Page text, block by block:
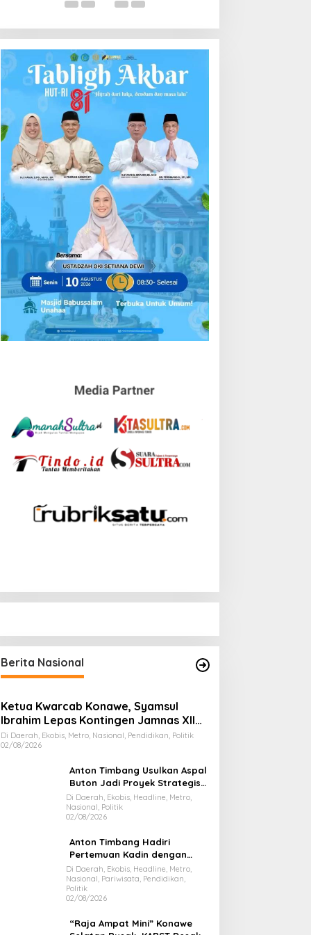
Berita Nasional
Ketua Kwarcab Konawe, Syamsul
Ibrahim Lepas Kontingen Jamnas XII
2026
Di Daerah, Ekobis, Metro, Nasional, Pendidikan, Politik
02/08/2026
Anton Timbang Usulkan Aspal
Buton Jadi Proyek Strategis
Nasional
Di Daerah, Ekobis, Headline, Metro,
Nasional, Politik
02/08/2026
Anton Timbang Hadiri
Pertemuan Kadin dengan
Presiden Prabowo, Bawa Misi
Majukan Ekonomi Sultra
Di Daerah, Ekobis, Headline, Metro,
Nasional, Pariwisata, Pendidikan,
Politik
02/08/2026
“Raja Ampat Mini” Konawe